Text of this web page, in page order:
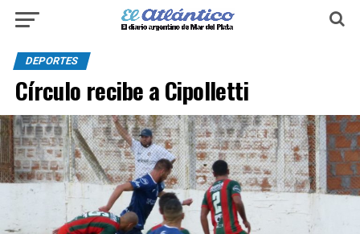
DEPORTES
Círculo recibe a Cipolletti